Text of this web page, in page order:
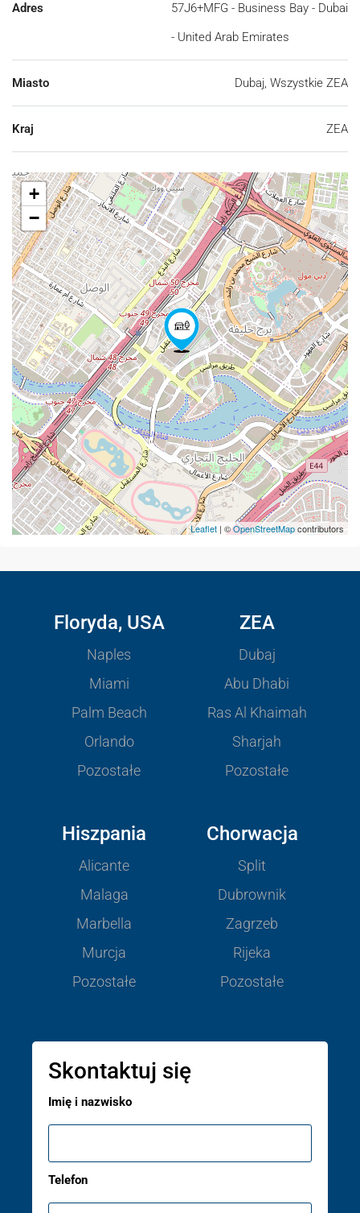
Adres
57J6+MFG - Business Bay - Dubai
- United Arab Emirates
Miasto Dubaj, Wszystkie ZEA
Kraj ZEA
+
−
Leaflet | ©OpenStreetMapcontributors
Floryda, USA
Naples
Miami
Palm Beach
Orlando
Pozostałe
ZEA
Dubaj
Abu Dhabi
Ras Al Khaimah
Sharjah
Pozostałe
Hiszpania
Alicante
Malaga
Marbella
Murcja
Pozostałe
Chorwacja
Split
Dubrownik
Zagrzeb
Rijeka
Pozostałe
Skontaktuj się
Imię i nazwisko
Telefon